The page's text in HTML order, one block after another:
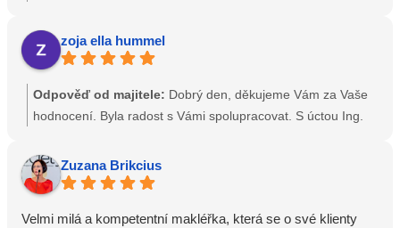
Pronájem, Správa Nemovitostí
zoja ella hummel
Odpověď od majitele: Dobrý den, děkujeme Vám za Vaše
hodnocení. Byla radost s Vámi spolupracovat. S úctou Ing.
Pronájem, Správa Nemovitostí
Zuzana Brikcius
Velmi milá a kompetentní makléřka, která se o své klienty